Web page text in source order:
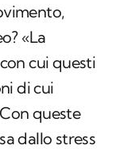
«La
cui questi
di cui
queste
dallo stress